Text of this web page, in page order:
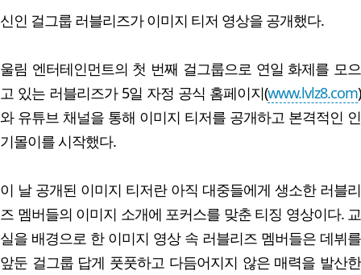
신인 걸그룹 러블리즈가 이미지 티저 영상을 공개했다.
울림 엔터테인먼트의 첫 번째 걸그룹으로 연일 화제를 모으
고 있는 러블리즈가 5일 자정 공식 홈페이지(www.lvlz8.com)
와 유튜브 채널을 통해 이미지 티저를 공개하고 본격적인 인
기몰이를 시작했다.
이 날 공개된 이미지 티저란 아직 대중들에게 생소한 러블리
즈 멤버들의 이미지 소개에 포커스를 맞춘 티징 영상이다. 교
실을 배경으로 한 이미지 영상 속 러블리즈 멤버들은 데뷔를
앞둔 걸그룹 답게 풋풋하고 다듬어지지 않은 매력을 발산한